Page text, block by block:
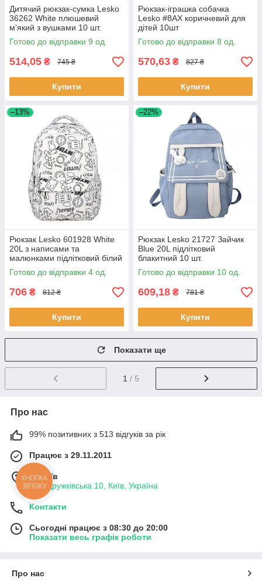
Дитячий рюкзак-сумка Lesko
36262 White плюшевий
м'який з вушками 10 шт.
Готово до відправки 9 од.
514,05 ₴ 745 ₴
Купити
Рюкзак-іграшка собачка
Lesko #8AX коричневий для
дітей 10шт
Готово до відправки 8 од.
570,63 ₴ 827 ₴
Купити
–13%
Рюкзак Lesko 601928 White
20L з написами та
малюнками підлітковий білий
4 шт.
Готово до відправки 4 од.
706 ₴ 812 ₴
Купити
–22%
Рюкзак Lesko 21727 Зайчик
Blue 20L підлітковий
блакитний 10 шт.
Готово до відправки 10 од.
609,18 ₴ 781 ₴
Купити
Показати ще
1 / 5
Про нас
99% позитивних з 513 відгуків за рік
Працює з 29.11.2011
м. Київ
вул. Дружківська 10, Київ, Україна
Контакти
Сьогодні працює з 08:30 до 20:00
Показати весь графік роботи
Про нас
КНОПКА
ЗВ'ЯЗКУ